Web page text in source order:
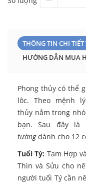
THÔNG TIN CHI
HƯỚNG DẪN MUA
Phong thủy có thể
lôc. Theo mệnh
thủy nằm trong
bạn. Sau đây
tườngdành cho 12
Tuổi Tý: Tam Hợp
Thìn và Sửu cho
người tuổi Tý cần